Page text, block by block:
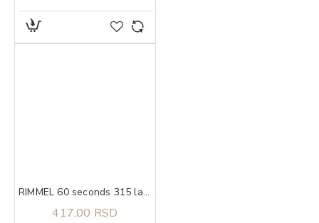
RIMMEL 60 seconds 315 lak za nokte 8ml
417,00 RSD